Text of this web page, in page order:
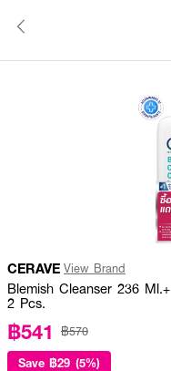
CERAVE View Brand
Blemish Cleanser 236
2 Pcs.
฿541 ฿570
Save ฿29 (5%)